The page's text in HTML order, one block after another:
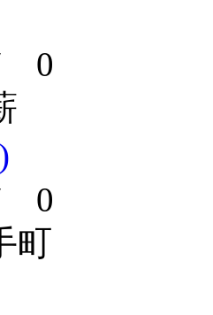
0
0
町